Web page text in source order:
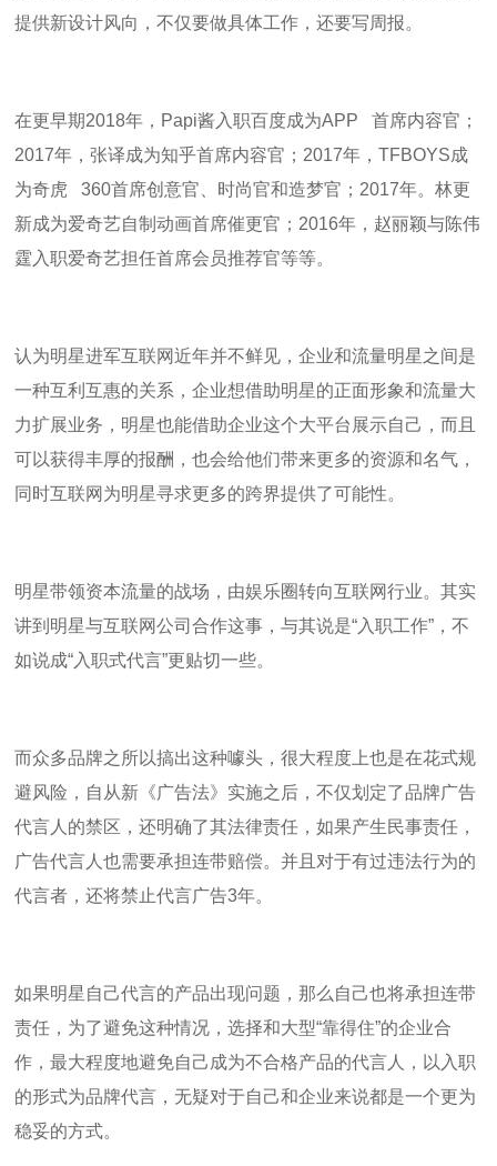
提供新设计风向，不仅要做具体工作，还要写周报。
在更早期2018年， Papi酱入职百度成为APP
首席内容官；
2017年，张译成为知乎首席内容官； 2017年， TFBOYS成
为奇虎
360首席创意官、时尚官和造梦官； 2017年。林更
新成为爱奇艺自制动画首席催更官； 2016年，赵丽颖与陈伟
霆入职爱奇艺担任首席会员推荐官等等。
认为明星进军互联网近年并不鲜见，企业和流量明星之间是
一种互利互惠的关系，企业想借助明星的正面形象和流量大
力扩展业务，明星也能借助企业这个大平台展示自己，而且
可以获得丰厚的报酬，也会给他们带来更多的资源和名气，
同时互联网为明星寻求更多的跨界提供了可能性。
明星带领资本流量的战场，由娱乐圈转向互联网行业。其实
讲到明星与互联网公司合作这事，与其说是“入职工作”，不
如说成“入职式代言”更贴切一些。
而众多品牌之所以搞出这种噱头，很大程度上也是在花式规
避风险，自从新《广告法》实施之后，不仅划定了品牌广告
代言人的禁区，还明确了其法律责任，如果产生民事责任，
广告代言人也需要承担连带赔偿。并且对于有过违法行为的
代言者，还将禁止代言广告3年。
如果明星自己代言的产品出现问题，那么自己也将承担连带
责任，为了避免这种情况，选择和大型“靠得住”的企业合
作，最大程度地避免自己成为不合格产品的代言人，以入职
的形式为品牌代言，无疑对于自己和企业来说都是一个更为
稳妥的方式。